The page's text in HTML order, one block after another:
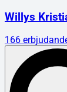
Willys
166